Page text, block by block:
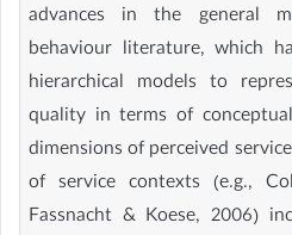
advances in the general
behaviour literature, which
hierarchical models to
quality in terms of
dimensions of perceived
of service contexts (e.g.,
Fassnacht & Koese, 2006)